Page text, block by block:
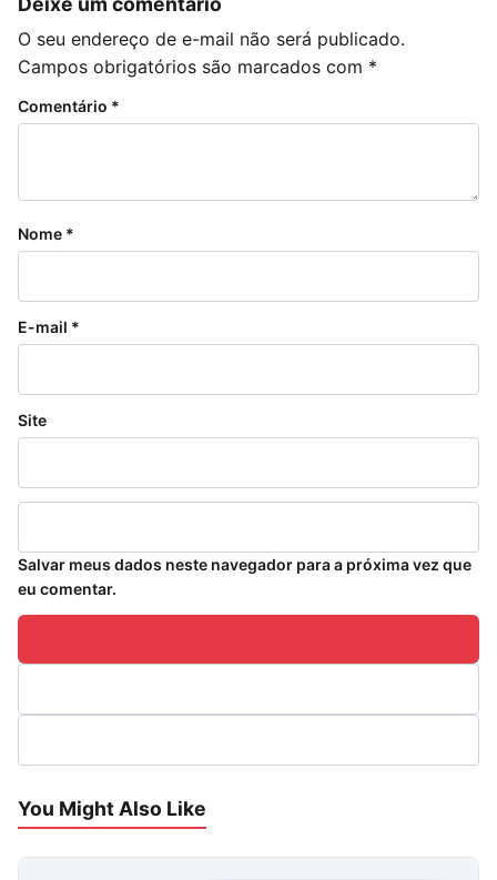
O seu endereço de e-mail não será publicado.
Campos obrigatórios são marcados com *
Comentário *
Nome *
E-mail *
Site
Salvar meus dados neste navegador para a próxima vez que
eu comentar.
You Might Also Like